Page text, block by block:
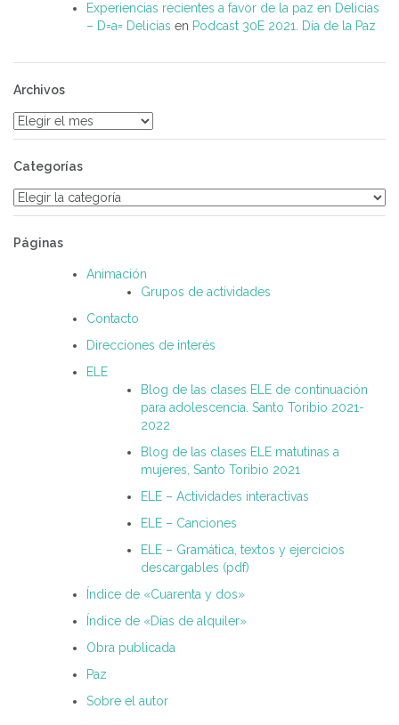
Experiencias recientes a favor de la paz en Delicias
– D=a= Delicias en Podcast 30E 2021. Día de la Paz
Archivos
Archivos
Categorías
Categorías
Páginas
Animación
Grupos de actividades
Contacto
Direcciones de interés
ELE
Blog de las clases ELE de continuación
para adolescencia. Santo Toribio 2021-
2022
Blog de las clases ELE matutinas a
mujeres, Santo Toribio 2021
ELE – Actividades interactivas
ELE – Canciones
ELE – Gramática, textos y ejercicios
descargables (pdf)
Índice de «Cuarenta y dos»
Índice de «Días de alquiler»
Obra publicada
Paz
Sobre el autor